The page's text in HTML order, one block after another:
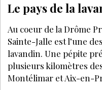
Le pays de la
Au coeur de la Drôme
Sainte-Jalle est l’une
lavandin. Une pépite
plusieurs kilomètres
Montélimar et Aix-en-